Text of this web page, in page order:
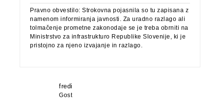
Pravno obvestilo: Strokovna pojasnila so tu zapisana z
namenom informiranja javnosti. Za uradno razlago ali
tolmačenje prometne zakonodaje se je treba obrniti na
Ministrstvo za infrastrukturo Republike Slovenije, ki je
pristojno za njeno izvajanje in razlago.
fredi
Gost